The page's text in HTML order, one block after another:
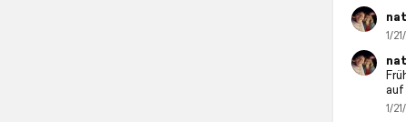
1/
1/